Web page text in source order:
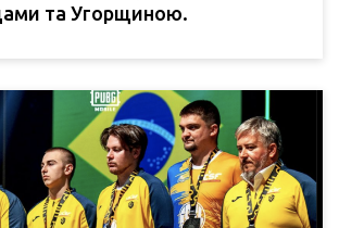
та Угорщиною.